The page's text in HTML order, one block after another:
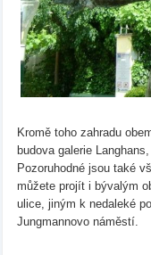
Kromě toho zahradu
budova galerie
Pozoruhodné jsou také
můžete projít i bývalým
ulice, jiným k nedaleké
Jungmannovo náměstí.